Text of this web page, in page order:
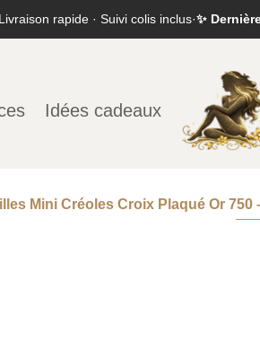
rapide · Suivi colis inclus·✨
Idées cadeaux
Mini Créoles Croix Plaqué Or